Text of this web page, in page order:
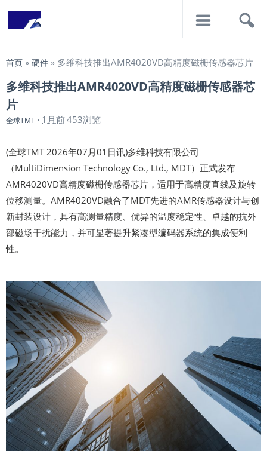
首页 » 硬件 » 多维科技推出AMR4020VD高精度磁栅传感器芯片
多维科技推出AMR4020VD高精度磁栅传感器芯
片
全球TMT • 1月前453浏览
(全球TMT 2026年07月01日讯)多维科技有限公司
（MultiDimension Technology Co., Ltd., MDT）正式发布
AMR4020VD高精度磁栅传感器芯片，适用于高精度直线及旋转
位移测量。AMR4020VD融合了MDT先进的AMR传感器设计与创
新封装设计，具有高测量精度、优异的温度稳定性、卓越的抗外
部磁场干扰能力，并可显著提升紧凑型编码器系统的集成便利
性。